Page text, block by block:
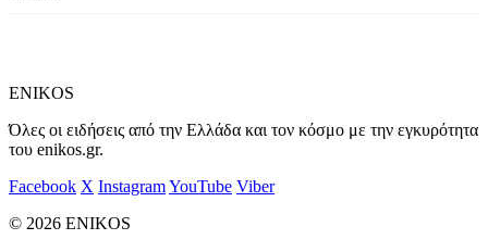
ENIKOS
Όλες οι ειδήσεις από την Ελλάδα και τον κόσμο με την εγκυρότητα
του enikos.gr.
Facebook X InstagramYouTube Viber
© 2026 ENIKOS